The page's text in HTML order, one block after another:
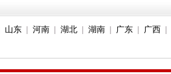
山东| 河南| 湖北| 湖南| 广东| 广西|